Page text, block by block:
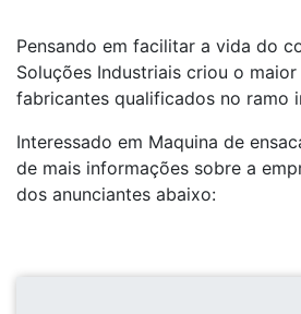
Pensando em facilitar a vida do
Soluções Industriais criou o
fabricantes qualificados no ramo
Interessado em Maquina de
de mais informações sobre a
dos anunciantes abaixo: